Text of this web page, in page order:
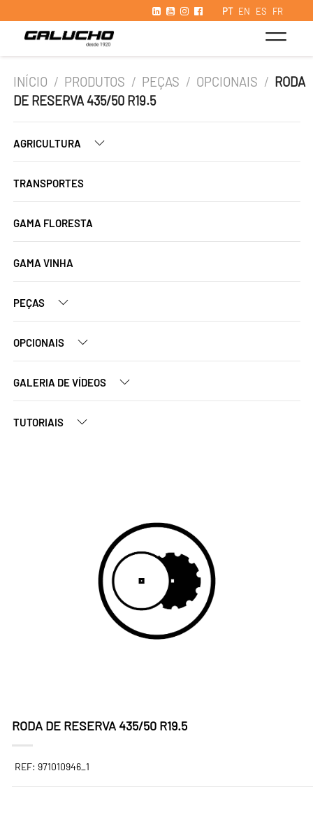
PT EN ES FR
INÍCIO / PRODUTOS / PEÇAS / OPCIONAIS / RODA
DE RESERVA 435/50 R19.5
AGRICULTURA
TRANSPORTES
GAMA FLORESTA
GAMA VINHA
PEÇAS
OPCIONAIS
GALERIA DE VÍDEOS
TUTORIAIS
RODA DE RESERVA 435/50 R19.5
REF: 971010946_1